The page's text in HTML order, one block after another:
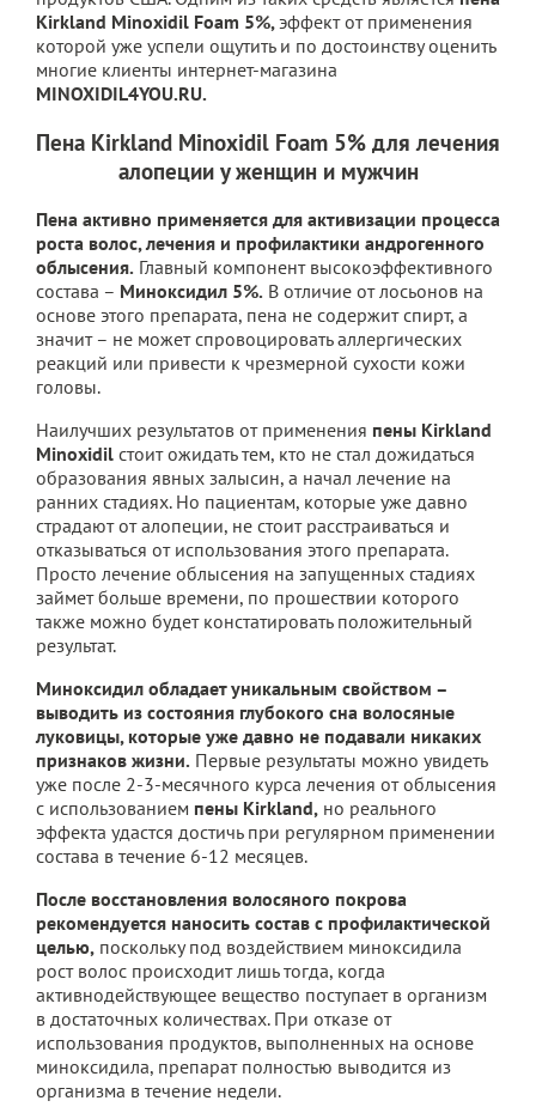
Kirkland Minoxidil Foam 5%,эффект от применения
которой уже успели ощутить и по достоинству оценить
многие клиенты интернет-магазина
MINOXIDIL4YOU.RU.
Пена Kirkland Minoxidil Foam 5% для лечения
алопеции у женщин и мужчин
Пена активно применяется для активизации процесса
роста волос, лечения и профилактики андрогенного
облысения. Главный компонент высокоэффективного
состава – Миноксидил 5%. В отличие от лосьонов на
основе этого препарата, пена не содержит спирт, а
значит – не может спровоцировать аллергических
реакций или привести к чрезмерной сухости кожи
головы.
Наилучших результатов от применения пены Kirkland
Minoxidil стоит ожидать тем, кто не стал дожидаться
образования явных залысин, а начал лечение на
ранних стадиях. Но пациентам, которые уже давно
страдают от алопеции, не стоит расстраиваться и
отказываться от использования этого препарата.
Просто лечение облысения на запущенных стадиях
займет больше времени, по прошествии которого
также можно будет констатировать положительный
результат.
Миноксидил обладает уникальным свойством –
выводить из состояния глубокого сна волосяные
луковицы, которые уже давно не подавали никаких
признаков жизни. Первые результаты можно увидеть
уже после 2-3-месячного курса лечения от облысения
с использованием пены Kirkland, но реального
эффекта удастся достичь при регулярном применении
состава в течение 6-12 месяцев.
После восстановления волосяного покрова
рекомендуется наносить состав с профилактической
целью, поскольку под воздействием миноксидила
рост волос происходит лишь тогда, когда
активнодействующее вещество поступает в организм
в достаточных количествах. При отказе от
использования продуктов, выполненных на основе
миноксидила, препарат полностью выводится из
организма в течение недели.